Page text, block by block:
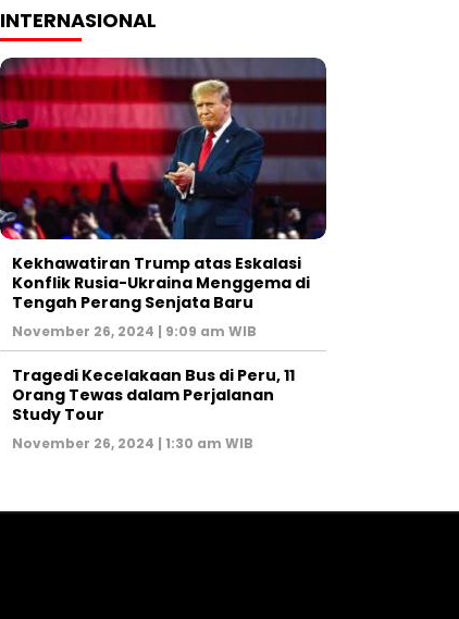
INTERNASIONAL
Kekhawatiran Trump atas Eskalasi
Konflik Rusia-Ukraina Menggema di
Tengah Perang Senjata Baru
November 26, 2024 | 9:09 am WIB
Tragedi Kecelakaan Bus di Peru, 11
Orang Tewas dalam Perjalanan
Study Tour
November 26, 2024 | 1:30 am WIB